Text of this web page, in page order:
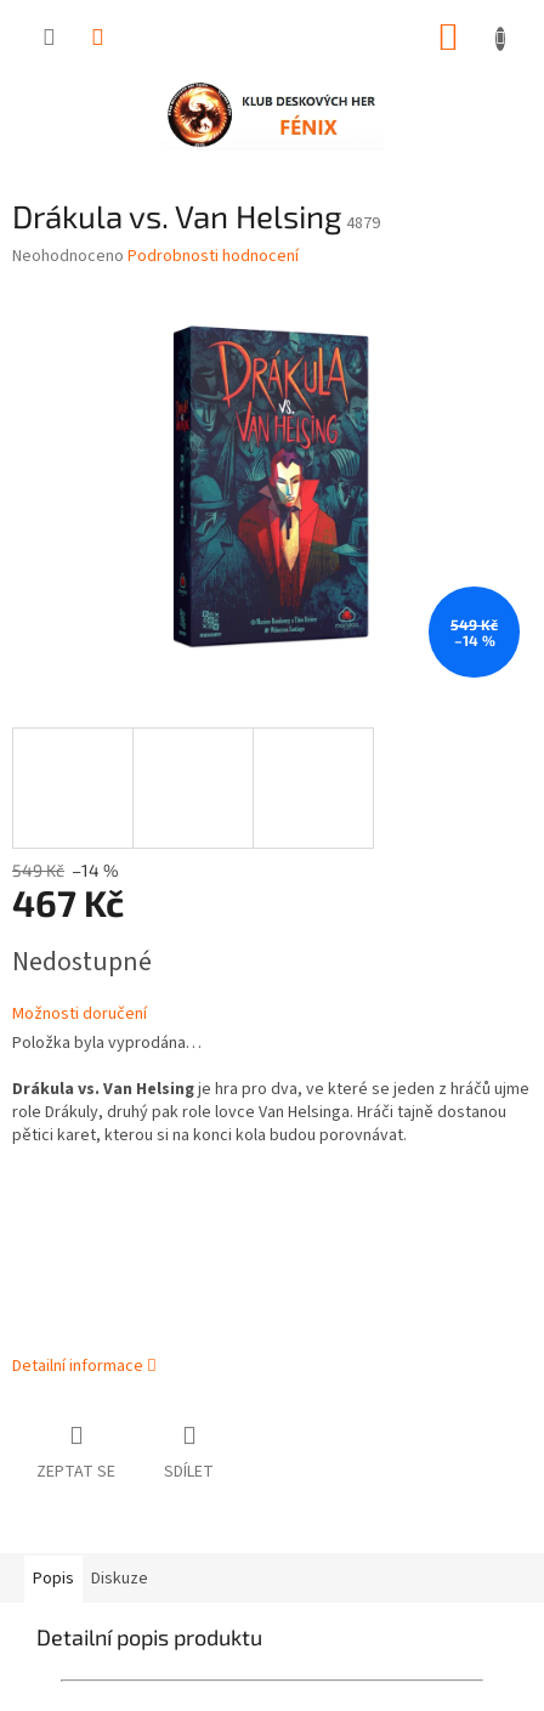
Drákula vs. Van Helsing 4879
Průměrné
Neohodnoceno Podrobnosti hodnocení
549 Kč
–14 %
549 Kč –14 %
467 Kč
cena:
Nedostupné
Možnosti doručení
Položka byla vyprodána…
Drákula vs. Van Helsingje hra pro dva, ve které se jeden z hráčů ujme
role Drákuly, druhý pak role lovce Van Helsinga. Hráči tajně dostanou
pětici karet, kterou si na konci kola budou porovnávat.
Detailní informace
ZEPTAT SE SDÍLET
Popis Diskuze
Detailní popis produktu